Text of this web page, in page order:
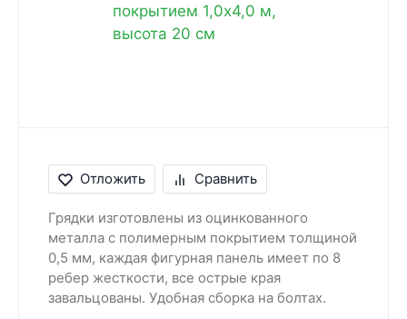
Отложить Сравнить
Грядки изготовлены из оцинкованного
металла с полимерным покрытием толщиной
0,5 мм, каждая фигурная панель имеет по 8
ребер жесткости, все острые края
завальцованы. Удобная сборка на болтах.